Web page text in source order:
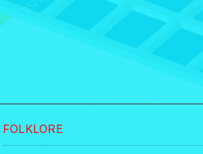
FOLKLORE